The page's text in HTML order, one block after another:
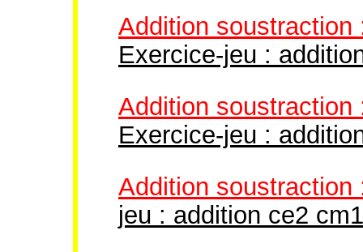
Addition soustraction
Exercice-jeu :
Addition soustraction
Exercice-jeu :
Addition soustraction
jeu : addition ce2